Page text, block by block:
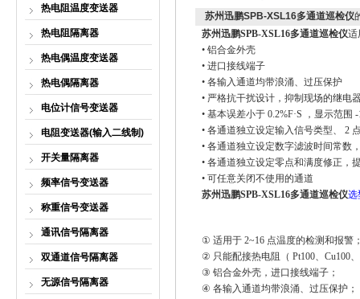
热电阻温度变送器
热电阻隔离器
热电偶温度变送器
热电偶隔离器
电位计信号变送器
电阻变送器(输入二线制)
开关量隔离器
频率信号变送器
称重信号变送器
通讯信号隔离器
双通道信号隔离器
无源信号隔离器
苏州迅鹏SPB-XSL16多通道巡检仪
苏州迅鹏SPB-XSL16多通道巡检仪适
• 铝合金外壳
• 进口接线端子
• 各输入通道均带浪涌、过压保护
• 严格抗干扰设计，抑制现场的继电
• 基本误差小于0.2%F·S ，显示范围 -
• 各通道独立设定输入信号类型、 2
• 各通道独立设定数字滤波时间常数
• 各通道独立设定零点和满度修正，
• 可任意关闭不使用的通道
苏州迅鹏SPB-XSL16多通道巡检仪选
① 适用于2~16 点温度的检测和报警
② 只能配接热电阻（ Pt100、 Cu100、
③ 铝合金外壳，进口接线端子；
④ 各输入通道均带浪涌、过压保护；